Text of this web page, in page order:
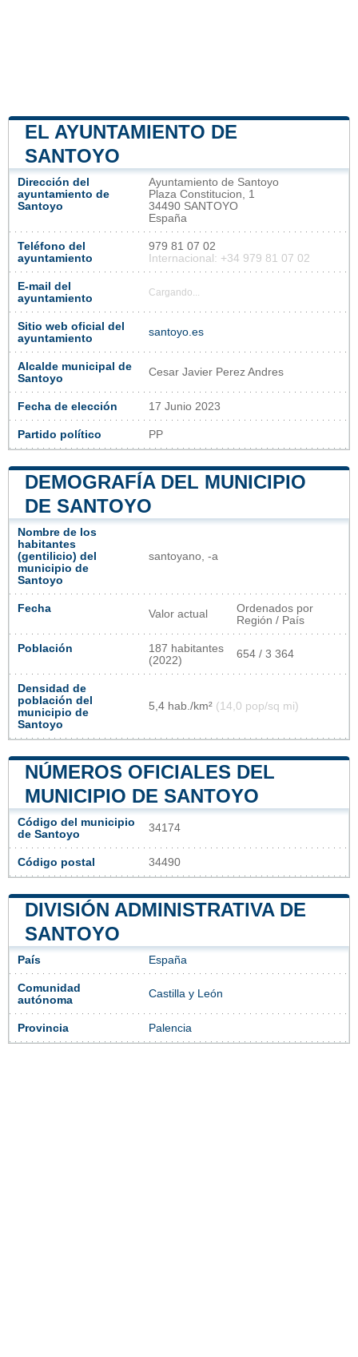
EL AYUNTAMIENTO DE
SANTOYO
Dirección del
ayuntamiento de
Santoyo
Ayuntamiento de Santoyo
Plaza Constitucion, 1
34490 SANTOYO
España
Teléfono del
ayuntamiento
979 81 07 02
Internacional: +34 979 81 07 02
E-mail del
ayuntamiento
Cargando...
Sitio web oficial del
ayuntamiento
santoyo.es
Alcalde municipal de
Santoyo
Cesar Javier Perez Andres
Fecha de elección 17 Junio 2023
Partido político PP
DEMOGRAFÍA DEL MUNICIPIO
DE SANTOYO
Nombre de los
habitantes
(gentilicio) del
municipio de
Santoyo
santoyano, -a
Fecha Valor actual
Ordenados por
Región / País
Población
187 habitantes
(2022)
654 / 3 364
Densidad de
población del
municipio de
Santoyo
5,4 hab./km² (14,0 pop/sq mi)
NÚMEROS OFICIALES DEL
MUNICIPIO DE SANTOYO
Código del municipio
de Santoyo
34174
Código postal 34490
DIVISIÓN ADMINISTRATIVA DE
SANTOYO
País España
Comunidad
autónoma
Castilla y León
Provincia Palencia